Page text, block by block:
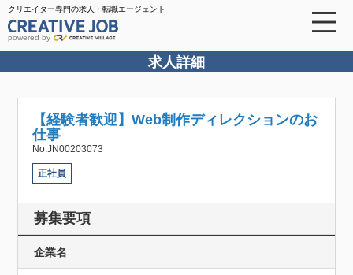
クリエイター専門の求人・転職エージェント
powered by
求人詳細
【経験者歓迎】Web制作ディレクションのお
仕事
No.JN00203073
正社員
募集要項
企業名